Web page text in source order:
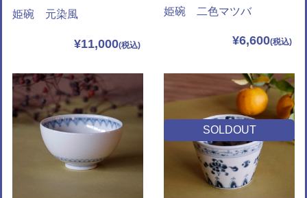
姫碗 元染風
¥11,000
姫碗 二色マツバ
¥6,600
SOLDOUT